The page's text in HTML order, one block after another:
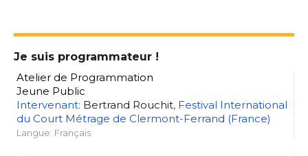
Je suis programmateur !
Atelier de Programmation
Jeune Public
Intervenant: Bertrand Rouchit, Festival International
du Court Métrage de Clermont-Ferrand (France)
Langue: Français